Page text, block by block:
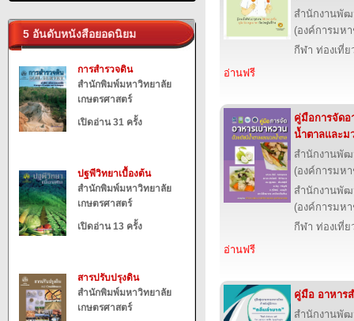
5 อันดับหนังสือยอดนิยม
การสำรวจดิน
สำนักพิมพ์มหาวิทยาลัย
เกษตรศาสตร์
เปิดอ่าน 31 ครั้ง
ปฐพีวิทยาเบื้องต้น
สำนักพิมพ์มหาวิทยาลัย
เกษตรศาสตร์
เปิดอ่าน 13 ครั้ง
สารปรับปรุงดิน
สำนักพิมพ์มหาวิทยาลัย
เกษตรศาสตร์
สำนักงานพัฒ
(องค์การมห
กีฬา ท่องเที่
อ่านฟรี
คู่มือการจัดอ
น้ำตาลและม
สำนักงานพัฒ
(องค์การมห
สำนักงานพัฒ
(องค์การมห
กีฬา ท่องเที่
อ่านฟรี
คู่มือ อาหาร
สำนักงานพัฒ